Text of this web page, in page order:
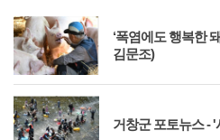
‘폭염에도 행복한
김문조)
거창군 포토뉴스 -